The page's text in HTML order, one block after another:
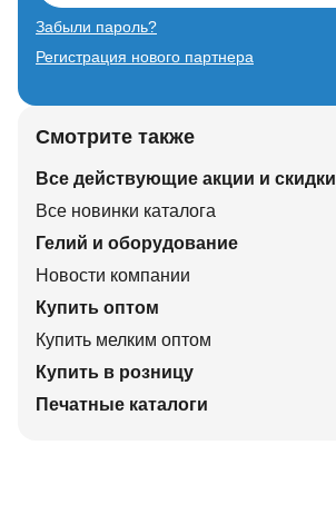
Забыли пароль?
Регистрация нового партнера
Смотрите также
Все действующие акции и скидки
Все новинки каталога
Гелий и оборудование
Новости компании
Купить оптом
Купить мелким оптом
Купить в розницу
Печатные каталоги